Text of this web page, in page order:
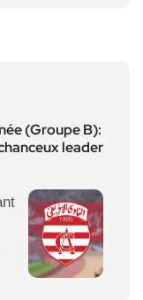
(Groupe B):
leader